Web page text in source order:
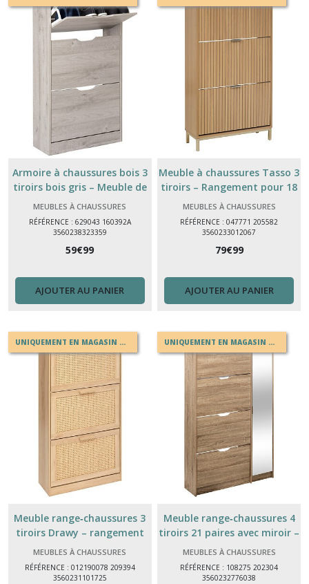
Armoire à chaussures bois 3
tiroirs bois gris – Meuble de
rangement pratique pour
MEUBLES À CHAUSSURES
RÉFÉRENCE : 629043 160392A
3560238323359
59€99
AJOUTER AU PANIER
Meuble à chaussures Tasso 3
tiroirs – Rangement pour 18
paires – Bois MDF robuste
MEUBLES À CHAUSSURES
RÉFÉRENCE : 047771 205582
3560233012067
79€99
AJOUTER AU PANIER
UNIQUEMENT EN MAGASIN OU EN DRIVE
Meuble range‑chaussures 3
tiroirs Drawy – rangement
vertical 60×24×113 cm
MEUBLES À CHAUSSURES
RÉFÉRENCE : 012190078 209394
3560231101725
UNIQUEMENT EN MAGASIN OU EN DRIVE
Meuble range‑chaussures 4
tiroirs 21 paires avec miroir –
armoire à chaussures
modulable pour entrée
MEUBLES À CHAUSSURES
RÉFÉRENCE : 108275 202304
3560232776038
Chevet
tête
lit
(13)
Meubles
Tables
basses
(1)
Tables
d'appoint
Penderies
manteaux
(9)
Meubles